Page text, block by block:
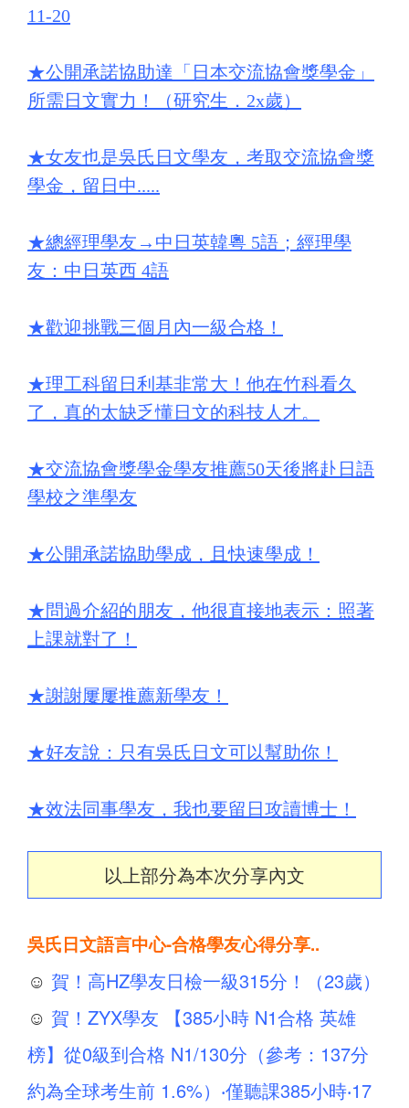
11-20
★公開承諾協助達「日本交流協會獎學金」
所需日文實力！（研究生．2x歲）
★女友也是吳氏日文學友，考取交流協會獎
學金，留日中.....
★總經理學友→中日英韓粵 5語；經理學
友：中日英西 4語
★歡迎挑戰三個月內一級合格！
★理工科留日利基非常大！他在竹科看久
了，真的太缺乏懂日文的科技人才。
★交流協會獎學金學友推薦50天後將赴日語
學校之準學友
★公開承諾協助學成，且快速學成！
★問過介紹的朋友，他很直接地表示：照著
上課就對了！
★謝謝屢屢推薦新學友！
★好友說：只有吳氏日文可以幫助你！
★效法同事學友，我也要留日攻讀博士！
以上部分為本次分享內文
吳氏日文語言中心-合格學友心得分享..
☺ 賀！高HZ學友日檢一級315分！（23歲）
☺ 賀！ZYX學友 【385小時 N1合格 英雄
榜】從0級到合格 N1/130分（參考：137分
約為全球考生前 1.6%）‧僅聽課385小時‧17